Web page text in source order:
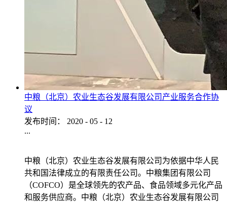
中粮（北京）农业生态谷发展有限公司产业服务合作协
议
发布时间：
2020 - 05 - 12
...
中粮（北京）农业生态谷发展有限公司为依据中华人民
共和国法律成立的有限责任公司。中粮集团有限公司
（COFCO）是全球领先的农产品、食品领域多元化产品
和服务供应商。中粮（北京）农业生态谷发展有限公司